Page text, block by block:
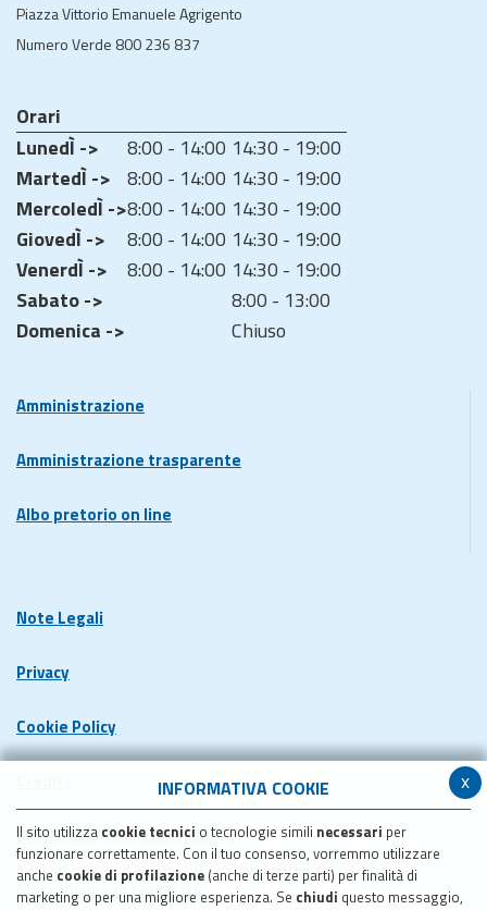
x
INFORMATIVA COOKIE
Il sito utilizza cookie tecnici o tecnologie simili necessari per
funzionare correttamente. Con il tuo consenso, vorremmo utilizzare
anche cookie di profilazione (anche di terze parti) per finalità di
marketing o per una migliore esperienza. Se chiudi questo messaggio,
Piazza Vittorio Emanuele Agrigento
Numero Verde 800 236 837
Orari
LunedÌ ->
8:00 - 14:00 14:30 - 19:00
MartedÌ -> 8:00 - 14:00 14:30 - 19:00
MercoledÌ ->8:00 - 14:00 14:30 - 19:00
GiovedÌ ->
8:00 - 14:00 14:30 - 19:00
VenerdÌ ->
8:00 - 14:00 14:30 - 19:00
Sabato ->
8:00 - 13:00
Domenica ->
Chiuso
Amministrazione
Amministrazione trasparente
Albo pretorio on line
Note Legali
Privacy
Cookie Policy
Dichiarazione di accessibilita'
Meccanismo di feedback